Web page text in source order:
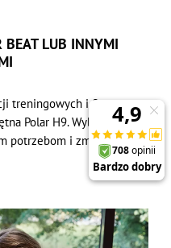
BEAT LUB INNYMI
treningowych i fitness z
Polar H9. Wybierz taką,
potrzebom i zmień swój